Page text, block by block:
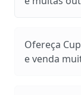
Ofereça
e venda